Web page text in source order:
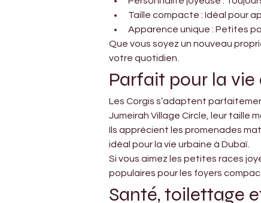
Taille compacte : Idéal pour
Apparence unique : Petites
Que vous soyez un nouveau
votre quotidien.
Parfait pour la
Les Corgis s’adaptent
Jumeirah Village Circle, leur taille
Ils apprécient les promenades
idéal pour la vie urbaine à Dubaï.
Si vous aimez les petites races
populaires pour les foyers
Santé, toilettage